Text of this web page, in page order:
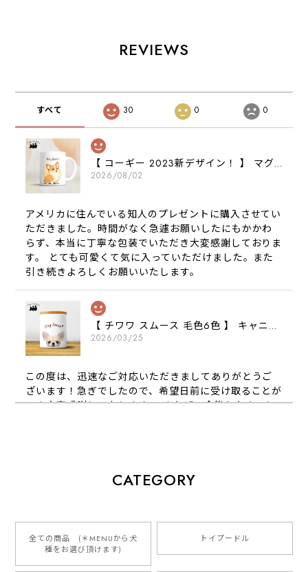
REVIEWS
すべて 30 0 0
【 コーギー 2023新デザイン！ 】 マグカップ お家用 プレゼント 犬 うちの子 犬グッズ ギフト
2026/08/02
アメリカに住んでいる知人のプレゼントに購入させてい
ただきました。時間がなく急遽お願いしたにもかかわ
らず、本当に丁寧な包装でいただき大変感謝しておりま
す。 とても可愛くて気に入っていただけました。また
引き続きよろしくお願いいたします。
【 チワワ スムース 毛色6色 】 キャニスター 保存容器 お家用 プレゼント 犬 ペット うちの子 犬グッズ
2026/03/25
この度は、迅速なご対応いただきましてありがとうご
ざいます！急ぎでしたので、希望日前に受け取ることが
でき大変感謝しております！ またぜひ今後ともよろし
2026/01/16
とっても可愛くて、わんちゃんの名前や電話番号も分か
りやすくて最高です！ ありがとうございました❁⃘*.ﾟ
ご縁がありましたら、またよろしくお願いいたします。
CATEGORY
全ての商品 (＊MENUから犬
種をお選び頂けます)
トイプードル